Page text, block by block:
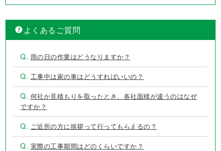
よくあるご質問
Q. 雨の日の作業はどうなりますか？
Q. 工事中は家の車はどうすればいいの？
Q. 何社か見積もりを取ったとき、各社面積が違うのはなぜ
ですか？
Q. ご近所の方に挨拶って行ってもらえるの？
Q. 実際の工事期間はどのくらいですか？